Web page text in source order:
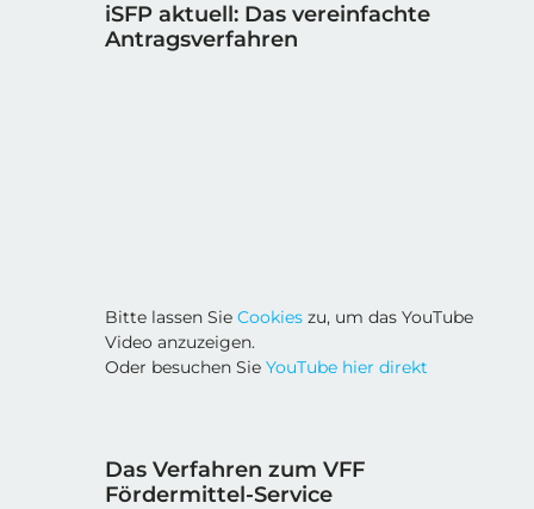
iSFP aktuell: Das vereinfachte
Antragsverfahren
Bitte lassen SieCookies zu, um das YouTube
Video anzuzeigen.
Oder besuchen SieYouTube hier direkt
Das Verfahren zum VFF
Fördermittel-Service